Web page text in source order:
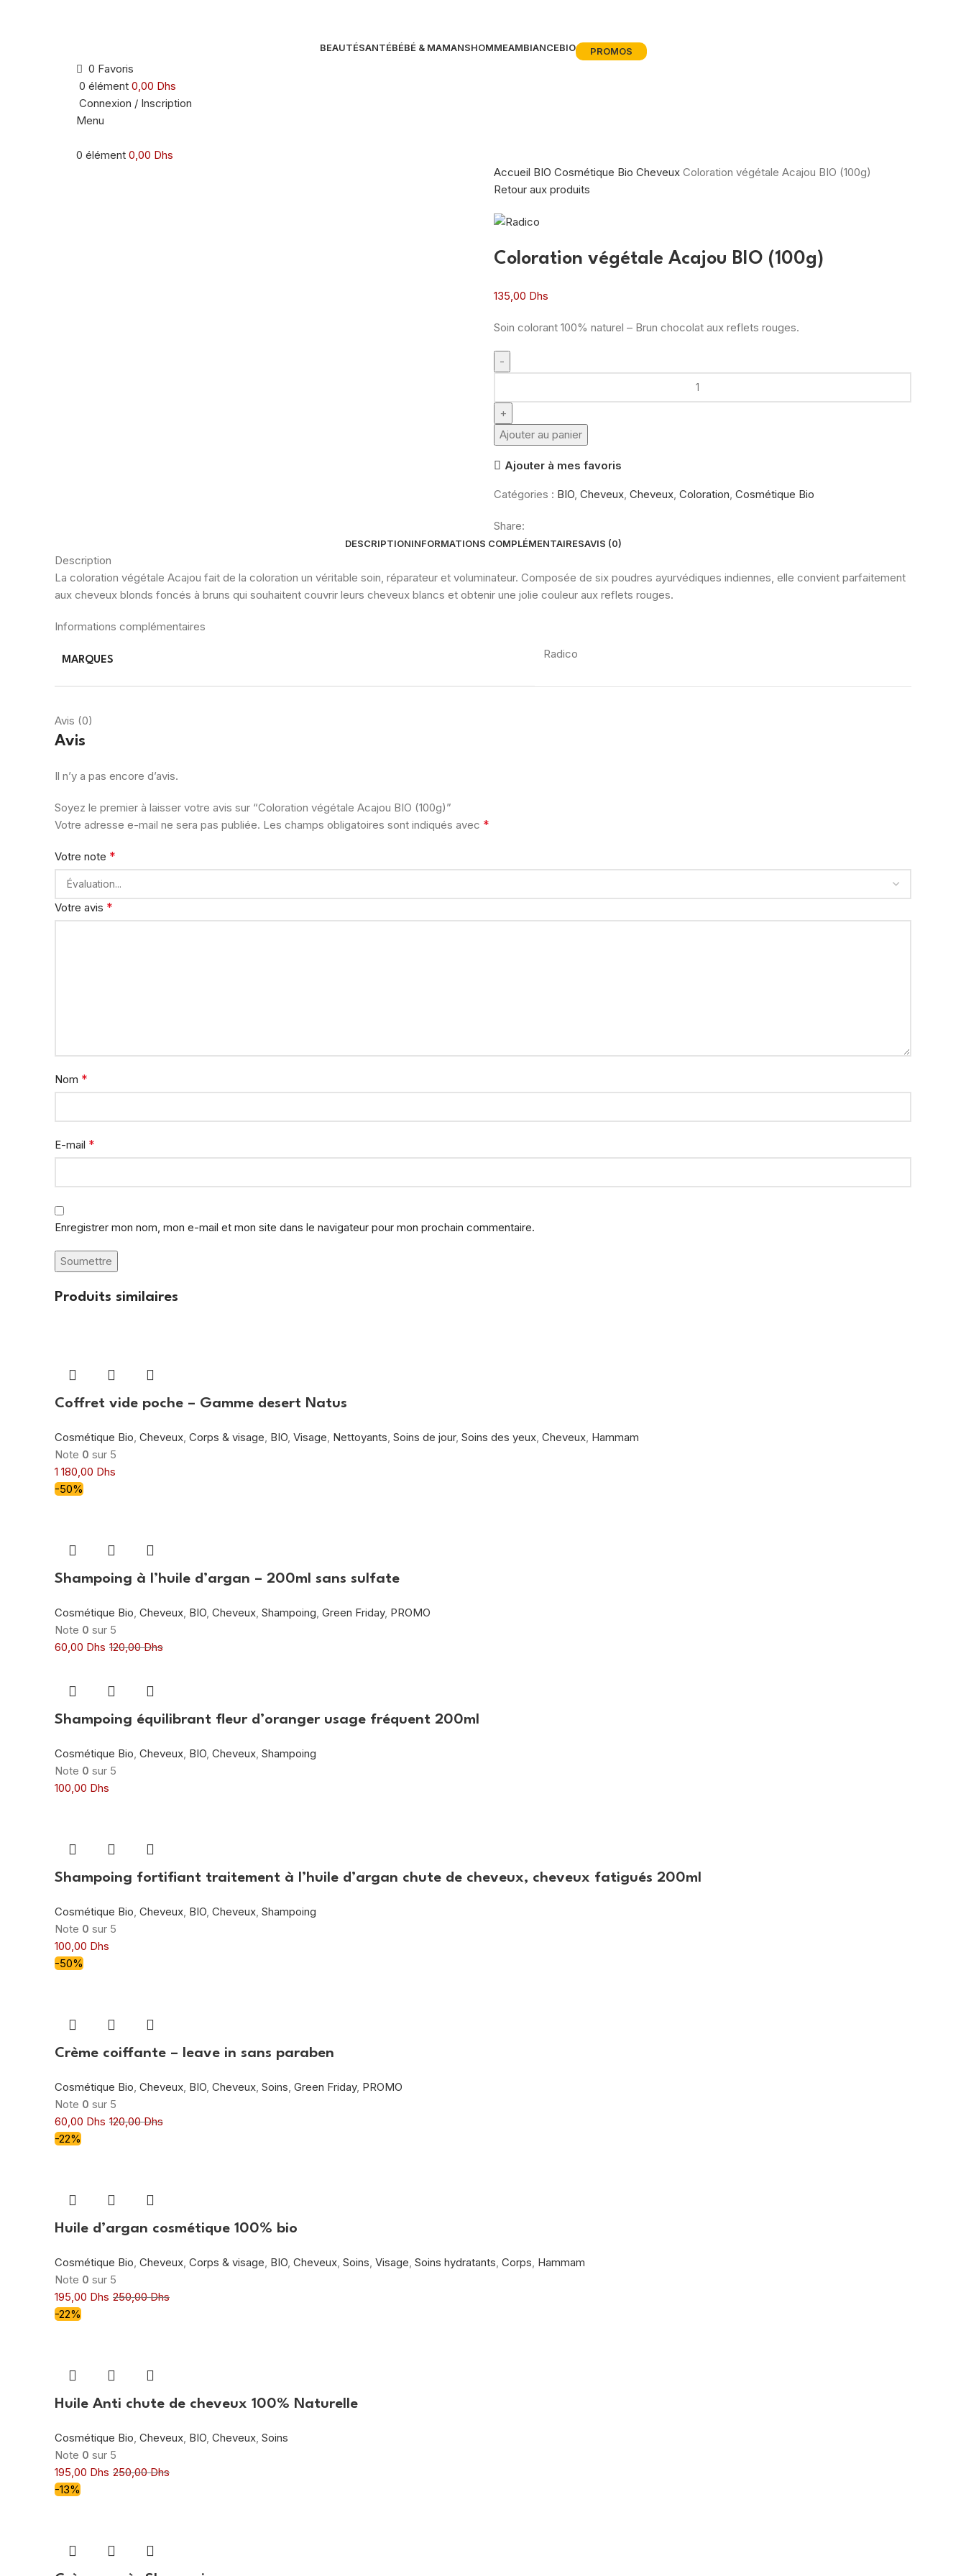
BEAUTÉSANTÉBÉBÉ & MAMANSHOMMEAMBIANCEBIO PROMOS
0 Favoris
0 élément 0,00 Dhs
Connexion / Inscription
Menu
0 élément 0,00 Dhs
Accueil BIO Cosmétique Bio Cheveux Coloration végétale Acajou BIO (100g)
Retour aux produits
Coloration végétale Acajou BIO (100g)
135,00 Dhs
Soin colorant 100% naturel – Brun chocolat aux reflets rouges.
Coloration
végétale
Acajou
BIO
Ajouter au panier
Ajouter à mes favoris
Catégories : BIO, Cheveux, Cheveux, Coloration, Cosmétique Bio
Share:
DESCRIPTIONINFORMATIONS COMPLÉMENTAIRESAVIS (0)
Description
La coloration végétale Acajou fait de la coloration un véritable soin, réparateur et voluminateur. Composée de six poudres ayurvédiques indiennes, elle convient parfaitement
aux cheveux blonds foncés à bruns qui souhaitent couvrir leurs cheveux blancs et obtenir une jolie couleur aux reflets rouges.
Informations complémentaires
MARQUES Radico
Avis (0)
Avis
Il n’y a pas encore d’avis.
Soyez le premier à laisser votre avis sur “Coloration végétale Acajou BIO (100g)”
Votre adresse e-mail ne sera pas publiée. Les champs obligatoires sont indiqués avec *
Votre note *
Votre avis *
Nom *
E-mail *
Enregistrer mon nom, mon e-mail et mon site dans le navigateur pour mon prochain commentaire.
Produits similaires
Coffret vide poche – Gamme desert Natus
Cosmétique Bio, Cheveux, Corps & visage, BIO, Visage, Nettoyants, Soins de jour, Soins des yeux, Cheveux, Hammam
Note 0 sur 5
1 180,00 Dhs
-50%
Shampoing à l’huile d’argan – 200ml sans sulfate
Cosmétique Bio, Cheveux, BIO, Cheveux, Shampoing, Green Friday, PROMO
Note 0 sur 5
60,00 Dhs 120,00Dhs
Shampoing équilibrant fleur d’oranger usage fréquent 200ml
Cosmétique Bio, Cheveux, BIO, Cheveux, Shampoing
Note 0 sur 5
100,00 Dhs
Shampoing fortifiant traitement à l’huile d’argan chute de cheveux, cheveux fatigués 200ml
Cosmétique Bio, Cheveux, BIO, Cheveux, Shampoing
Note 0 sur 5
100,00 Dhs
-50%
Crème coiffante – leave in sans paraben
Cosmétique Bio, Cheveux, BIO, Cheveux, Soins, Green Friday, PROMO
Note 0 sur 5
60,00 Dhs 120,00Dhs
-22%
Huile d’argan cosmétique 100% bio
Cosmétique Bio, Cheveux, Corps & visage, BIO, Cheveux, Soins, Visage, Soins hydratants, Corps, Hammam
Note 0 sur 5
195,00 Dhs 250,00Dhs
-22%
Huile Anti chute de cheveux 100% Naturelle
Cosmétique Bio, Cheveux, BIO, Cheveux, Soins
Note 0 sur 5
195,00 Dhs 250,00Dhs
-13%